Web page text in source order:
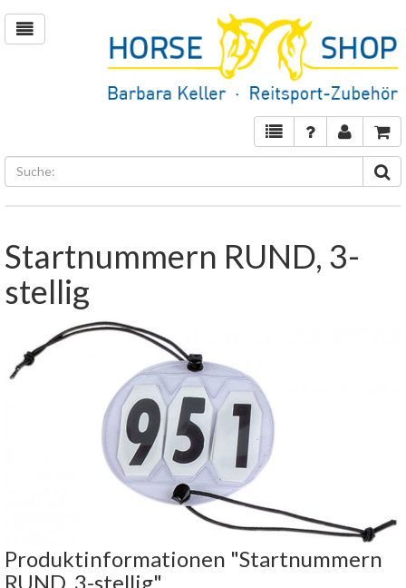
Startnummern RUND, 3-
stellig
Produktinformationen "Startnummern
RUND, 3-stellig"